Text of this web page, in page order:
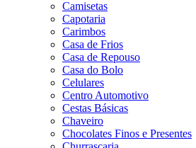
Camisetas
Capotaria
Carimbos
Casa de Frios
Casa de Repouso
Casa do Bolo
Celulares
Centro Automotivo
Cestas Básicas
Chaveiro
Chocolates Finos e Presentes